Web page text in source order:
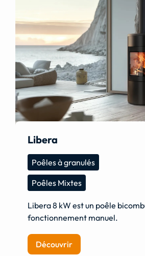
Libera
Poêles à granulés
Poêles Mixtes
Libera 8 kW est un poêle
fonctionnement manuel.
Découvrir